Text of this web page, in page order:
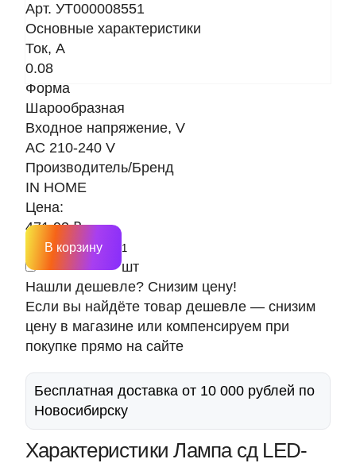
Арт. УТ000008551
Основные характеристики
Ток, A
0.08
Форма
Шарообразная
Входное напряжение, V
AC 210-240 V
Производитель/Бренд
IN HOME
Цена:
471.93 ₽
шт
В корзину
Нашли дешевле? Снизим цену!
Если вы найдёте товар дешевле — снизим
цену в магазине или компенсируем при
покупке прямо на сайте
Бесплатная доставка от 10 000 рублей по
Новосибирску
Характеристики Лампа сд LED-